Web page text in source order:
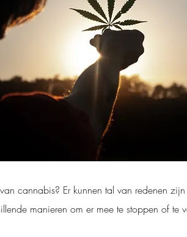
cannabis? Er kunnen tal van redenen
manieren om er mee te stoppen of te